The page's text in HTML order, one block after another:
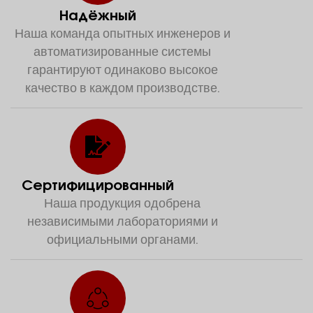
Надёжный
Наша команда опытных инженеров и
автоматизированные системы
гарантируют одинаково высокое
качество в каждом производстве.
Сертифицированный
Наша продукция одобрена
независимыми лабораториями и
официальными органами.